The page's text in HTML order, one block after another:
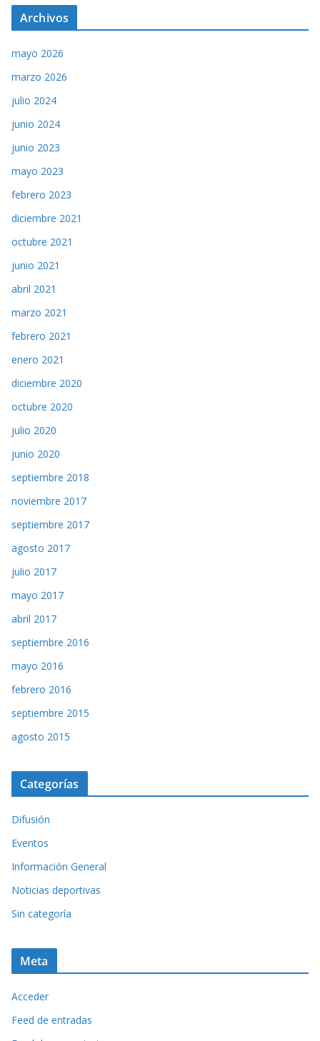
Archivos
mayo 2026
marzo 2026
julio 2024
junio 2024
junio 2023
mayo 2023
febrero 2023
diciembre 2021
octubre 2021
junio 2021
abril 2021
marzo 2021
febrero 2021
enero 2021
diciembre 2020
octubre 2020
julio 2020
junio 2020
septiembre 2018
noviembre 2017
septiembre 2017
agosto 2017
julio 2017
mayo 2017
abril 2017
septiembre 2016
mayo 2016
febrero 2016
septiembre 2015
agosto 2015
Categorías
Difusión
Eventos
Información General
Noticias deportivas
Sin categoría
Meta
Acceder
Feed de entradas